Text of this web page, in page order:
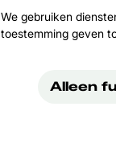
We gebruiken
toestemming geven
Alleen